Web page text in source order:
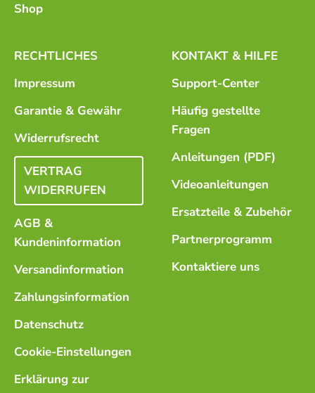
Shop
RECHTLICHES
Impressum
Garantie & Gewähr
Widerrufsrecht
VERTRAG
WIDERRUFEN
AGB &
Kundeninformation
Versandinformation
Zahlungsinformation
Datenschutz
Cookie-Einstellungen
Erklärung zur
KONTAKT & HILFE
Support-Center
Häufig gestellte
Fragen
Anleitungen (PDF)
Videoanleitungen
Ersatzteile & Zubehör
Partnerprogramm
Kontaktiere uns